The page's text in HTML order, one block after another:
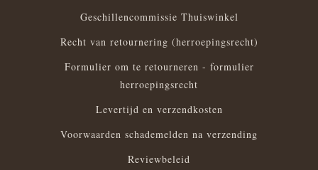
Geschillencommissie Thuiswinkel
Recht van retournering (herroepingsrecht)
Formulier om te retourneren - formulier
herroepingsrecht
Levertijd en verzendkosten
Voorwaarden schademelden na verzending
Reviewbeleid